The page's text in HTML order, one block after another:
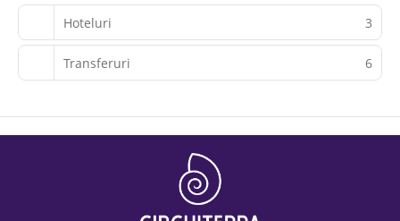
Hoteluri 3
Transferuri 6